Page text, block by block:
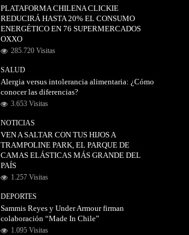
PLATAFORMA CHILENA CLICKIE
REDUCIRÁ HASTA 20% EL CONSUMO
ENERGÉTICO EN 76 SUPERMERCADOS
OXXO
285.720 Visitas
SALUD
Alergia versus intolerancia alimentaria: ¿Cómo
conocer las diferencias?
3.653 Visitas
NOTICIAS
VEN A SALTAR CON TUS HIJOS A
TRAMPOLINE PARK, EL PARQUE DE
CAMAS ELÁSTICAS MÁS GRANDE DEL
PAÍS
1.257 Visitas
DEPORTES
Sammis Reyes y Under Armour firman
colaboración “Made In Chile”
1.095 Visitas